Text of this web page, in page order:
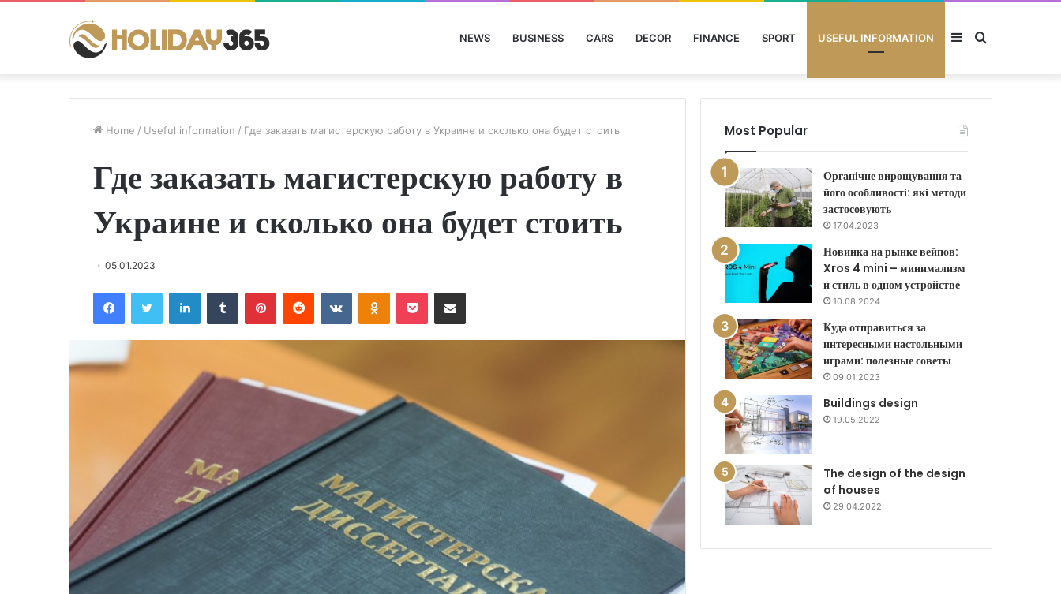
NEWS BUSINESS CARS DECOR FINANCE SPORT USEFUL INFORMATION Search
Sidebar
Home / Useful information / Где заказать магистерскую работу в Украине и сколько она будет стоить
Где заказать магистерскую работу в
Украине и сколько она будет стоить
05.01.2023
Most Popular
Органічне вирощування та
його особливості: які методи
застосовують
17.04.2023
Новинка на рынке вейпов:
Xros 4 mini – минимализм
и стиль в одном устройстве
10.08.2024
Куда отправиться за
интересными настольными
играми: полезные советы
09.01.2023
Buildings design
19.05.2022
The design of the design
of houses
29.04.2022